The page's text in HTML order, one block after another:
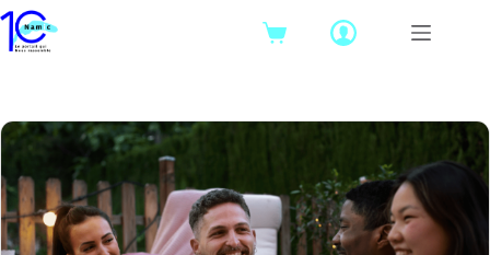
Passer
au
contenu
Panier